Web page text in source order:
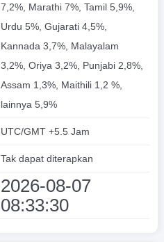
7,2%, Marathi 7%, Tamil 5,9%,
Urdu 5%, Gujarati 4,5%,
Kannada 3,7%, Malayalam
3,2%, Oriya 3,2%, Punjabi 2,8%,
Assam 1,3%, Maithili 1,2 %,
lainnya 5,9%
UTC/GMT +5.5 Jam
Tak dapat diterapkan
2026-08-07
08:33:31